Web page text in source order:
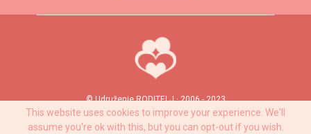
© Udruženje RODITELJ · 2006 - 2023
Privacy Policy Izveštaji eKnjiga Sve o dojenju
This website uses cookies to improve your experience. We'll
assume you're ok with this, but you can opt-out if you wish.